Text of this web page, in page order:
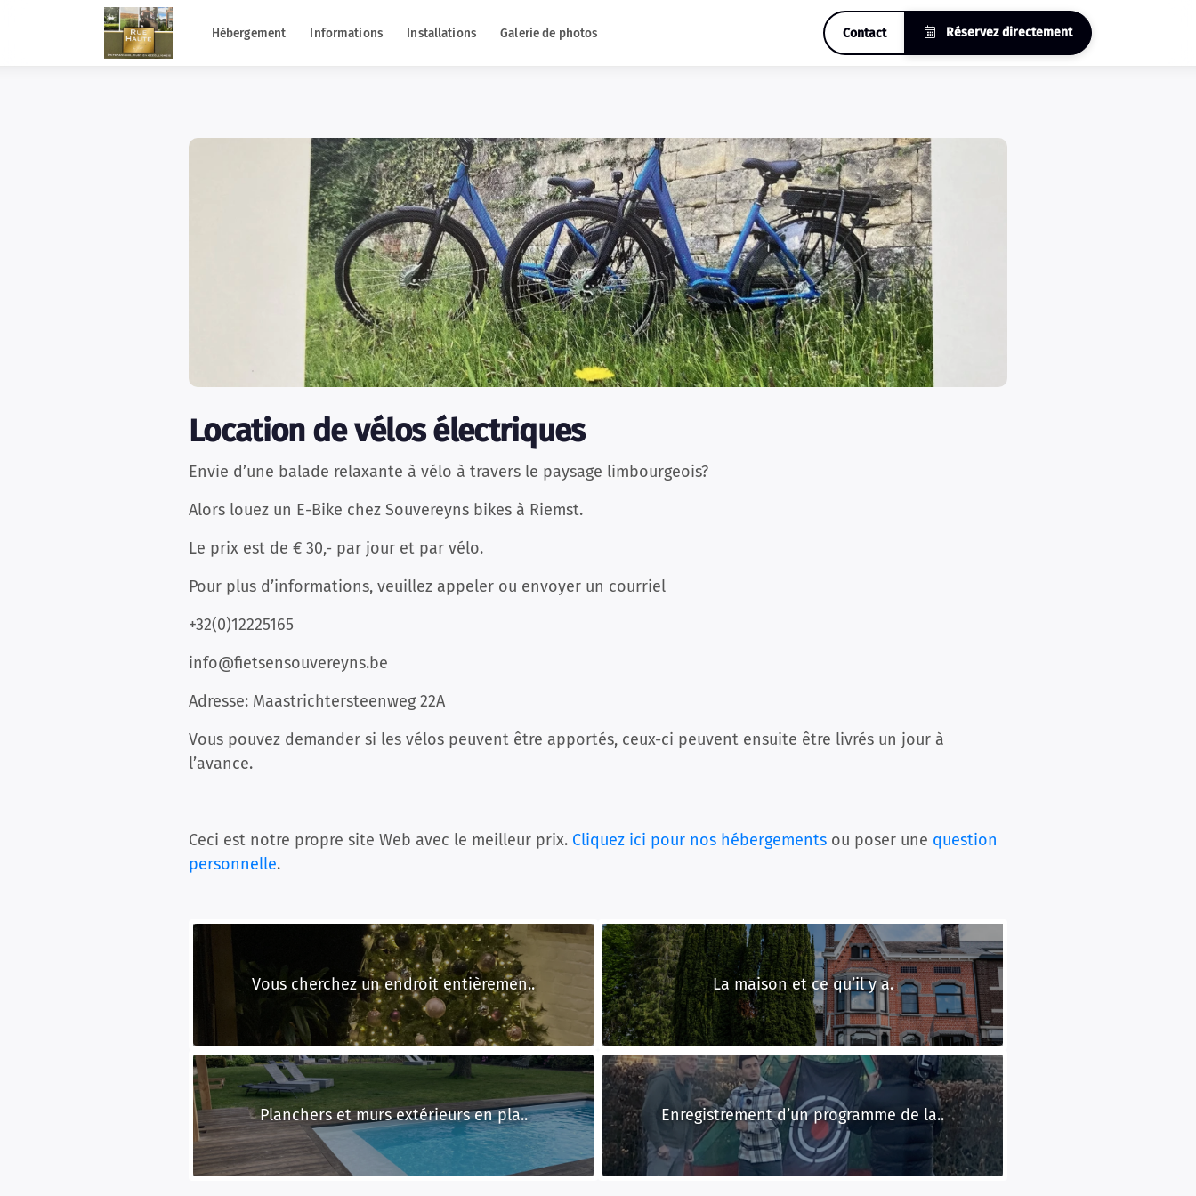
Hébergement Informations Installations Galerie de photos Contact Réservez directement
Location de vélos électriques
Envie d’une balade relaxante à vélo à travers le paysage limbourgeois?
Alors louez un E-Bike chez Souvereyns bikes à Riemst.
Le prix est de € 30,- par jour et par vélo.
Pour plus d’informations, veuillez appeler ou envoyer un courriel
+32(0)12225165
info@fietsensouvereyns.be
Adresse: Maastrichtersteenweg 22A
Vous pouvez demander si les vélos peuvent être apportés, ceux-ci peuvent ensuite être livrés un jour à
l’avance.
Ceci est notre propre site Web avec le meilleur prix. Cliquez ici pour nos hébergements ou poser une question
personnelle.
Vous cherchez un endroit entièremen.. La maison et ce qu’il y a.
Planchers et murs extérieurs en pla.. Enregistrement d’un programme de la..